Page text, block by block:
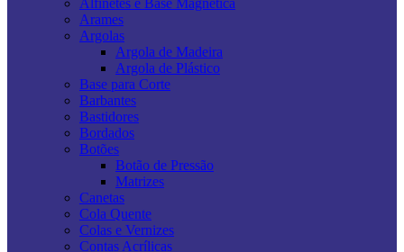
Alfinetes e Base Magnética
Arames
Argolas
Argola de Madeira
Argola de Plástico
Base para Corte
Barbantes
Bastidores
Bordados
Botões
Botão de Pressão
Matrizes
Canetas
Cola Quente
Colas e Vernizes
Contas Acrílicas